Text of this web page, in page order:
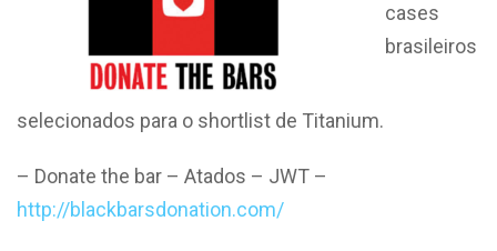
cases
brasileiros
selecionados para o shortlist de Titanium.
– Donate the bar – Atados – JWT –
http://blackbarsdonation.com/